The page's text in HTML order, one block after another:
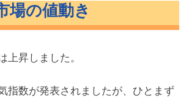
3指数の値動き
ドル円）
ヒートマップ
場の値動き
上昇しました。
指数が発表されましたが、ひとまず